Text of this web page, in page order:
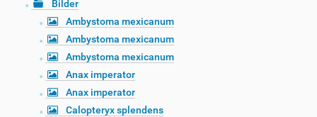
Bilder
Ambystoma mexicanum
Ambystoma mexicanum
Ambystoma mexicanum
Anax imperator
Anax imperator
Calopteryx splendens